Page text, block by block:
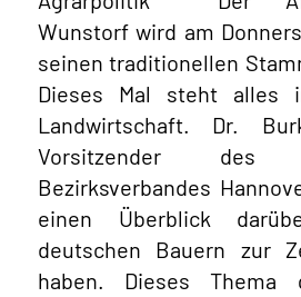
Wunstorf wird am
seinen traditionellen
Dieses Mal steht alles
Landwirtschaft. Dr.
Vorsitzender des
Bezirksverbandes
einen Überblick
deutschen Bauern zur
haben. Dieses